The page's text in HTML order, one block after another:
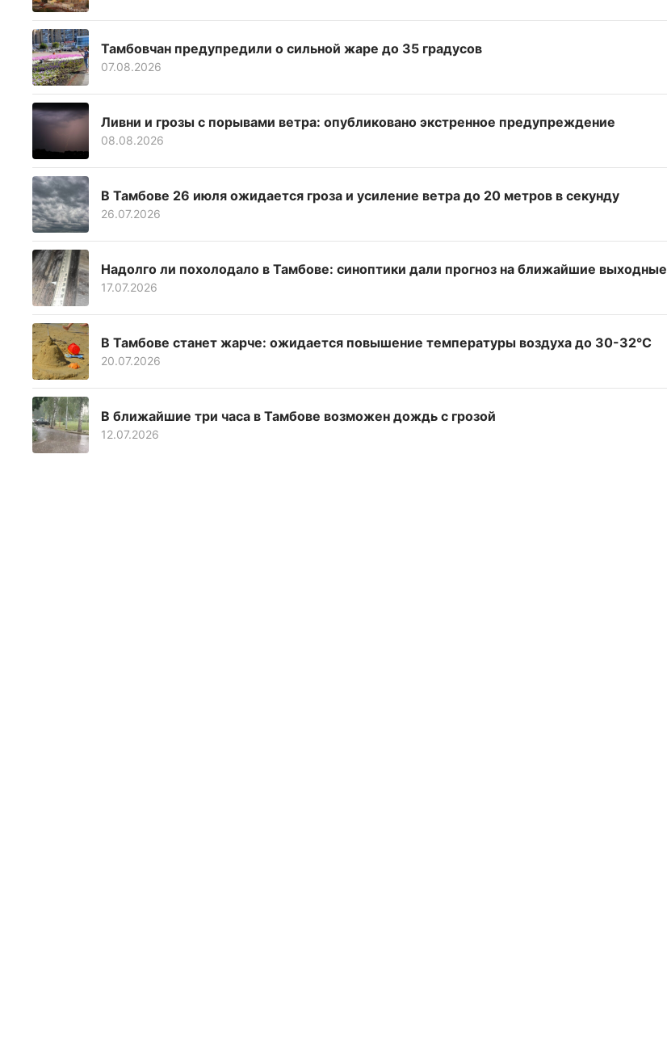
Тамбовчан предупредили о сильной жаре до 35 градусов
07.08.2026
Ливни и грозы с порывами ветра: опубликовано экстренное предупреждение
08.08.2026
В Тамбове 26 июля ожидается гроза и усиление ветра до 20 метров в секунду
26.07.2026
Надолго ли похолодало в Тамбове: синоптики дали прогноз на ближайшие выходные
17.07.2026
В Тамбове станет жарче: ожидается повышение температуры воздуха до 30-32°C
20.07.2026
В ближайшие три часа в Тамбове возможен дождь с грозой
12.07.2026